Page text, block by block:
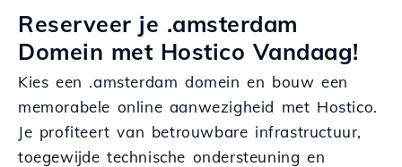
Reserveer je .amsterdam
Domein met Hostico Vandaag!
Kies een .amsterdam domein en bouw een
memorabele online aanwezigheid met Hostico.
Je profiteert van betrouwbare infrastructuur,
toegewijde technische ondersteuning en